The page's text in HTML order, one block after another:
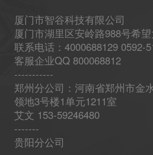
厦门市智谷科技有限公司
厦门市湖里区安岭路988号希
联系电话：4000688129 0592-
客服企业QQ 800068812
-----------
郑州分公司：河南省郑州市金
领地3号楼1单元1211室
艾文 153-59246480
-------
贵阳分公司